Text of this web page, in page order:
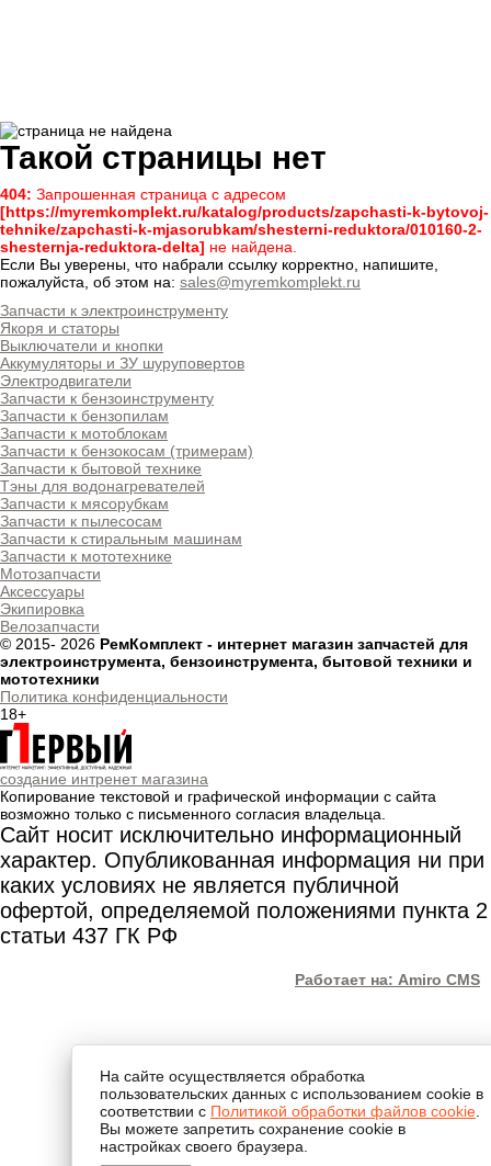
Такой страницы нет
404: Запрошенная страница с адресом
[https://myremkomplekt.ru/katalog/products/zapchasti-k-bytovoj-
tehnike/zapchasti-k-mjasorubkam/shesterni-reduktora/010160-2-
shesternja-reduktora-delta] не найдена.
Если Вы уверены, что набрали ссылку корректно, напишите,
пожалуйста, об этом на: sales@myremkomplekt.ru
Запчасти к электроинструменту
Якоря и статоры
Выключатели и кнопки
Аккумуляторы и ЗУ шуруповертов
Электродвигатели
Запчасти к бензоинструменту
Запчасти к бензопилам
Запчасти к мотоблокам
Запчасти к бензокосам (тримерам)
Запчасти к бытовой технике
Тэны для водонагревателей
Запчасти к мясорубкам
Запчасти к пылесосам
Запчасти к стиральным машинам
Запчасти к мототехнике
Мотозапчасти
Аксессуары
Экипировка
Велозапчасти
© 2015- 2026 РемКомплект - интернет магазин запчастей для
электроинструмента, бензоинструмента, бытовой техники и
мототехники
Политика конфиденциальности
18+
создание интренет магазина
Копирование текстовой и графической информации с сайта
возможно только с письменного согласия владельца.
Сайт носит исключительно информационный
характер. Опубликованная информация ни при
каких условиях не является публичной
офертой, определяемой положениями пункта 2
статьи 437 ГК РФ
На сайте осуществляется обработка
пользовательских данных с использованием cookie в
соответствии с Политикой обработки файлов cookie
Вы можете запретить сохранение cookie в
настройках своего браузера.
Работает на: Amiro CMS